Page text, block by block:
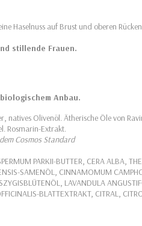
Haselnuss auf Brust und oberen
stillende Frauen.
Anbau.
natives Olivenöl. Ätherische Öle von
Rosmarin-Extrakt.
Cosmos Standard
PARKII-BUTTER, CERA ALBA,
SAMENÖL, CINNAMOMUM
LAVANDULA
BLATTEXTRAKT, CITRAL,